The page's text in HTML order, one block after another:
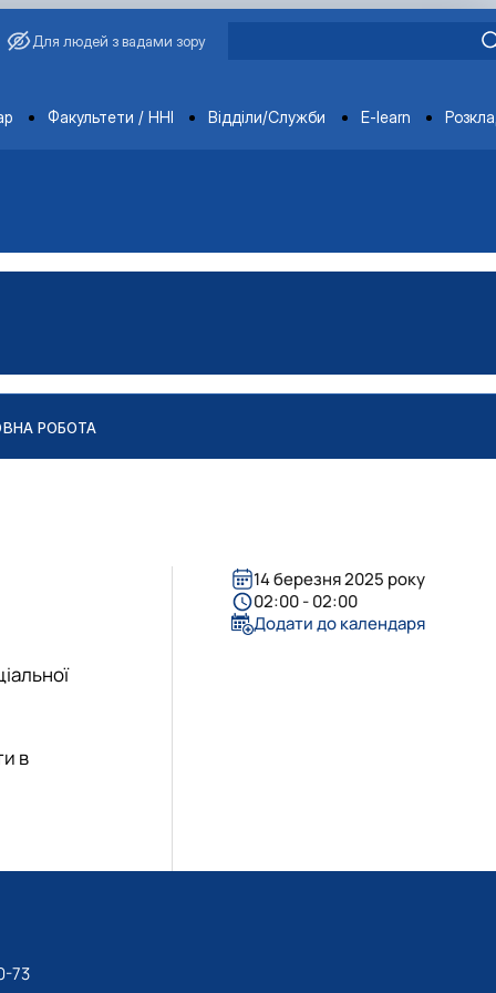
Для людей з вадами зору
Факультети / ННІ Відділи/Служби E-learn
та консультуван…
робота та консультуван…
та консультуван…
РОБОТА
в
14 березня 2025 року
02:00 - 02:00
Додати до календаря
73